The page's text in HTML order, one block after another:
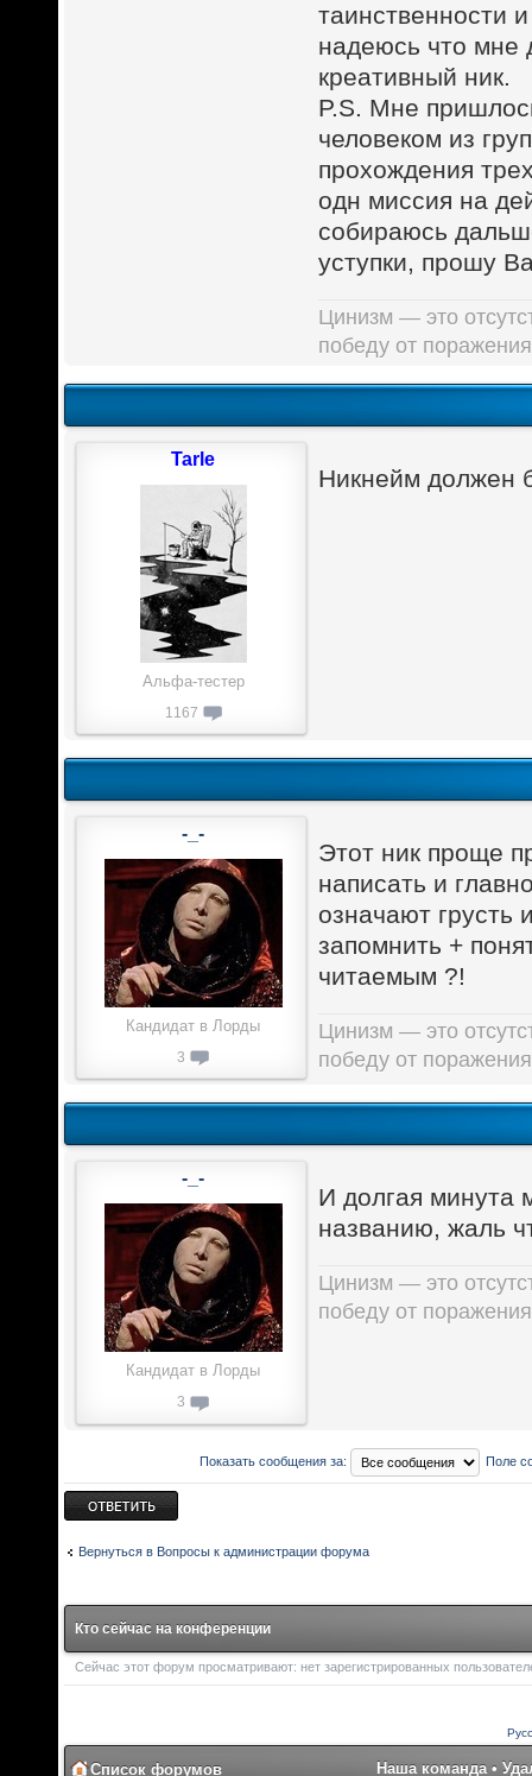
таинственности
надеюсь что мне
креативный ник.
P.S. Мне
человеком из
прохождения
одн миссия на
собираюсь
уступки, прошу
Цинизм — это
победу от
Никнейм должен
Tarle
Альфа-тестер
1167
Этот ник проще
написать и
означают грусть
запомнить +
читаемым ?!
Цинизм — это
победу от
-_-
Кандидат в Лорды
3
И долгая минута
названию, жаль
Цинизм — это
победу от
-_-
Кандидат в Лорды
3
Показать сообщения за: Поле
Ответить
Вернуться в Вопросы к администрации форума
Кто сейчас на конференции
Сейчас этот форум просматривают: нет зарегистрированных
Список форумов Наша команда •